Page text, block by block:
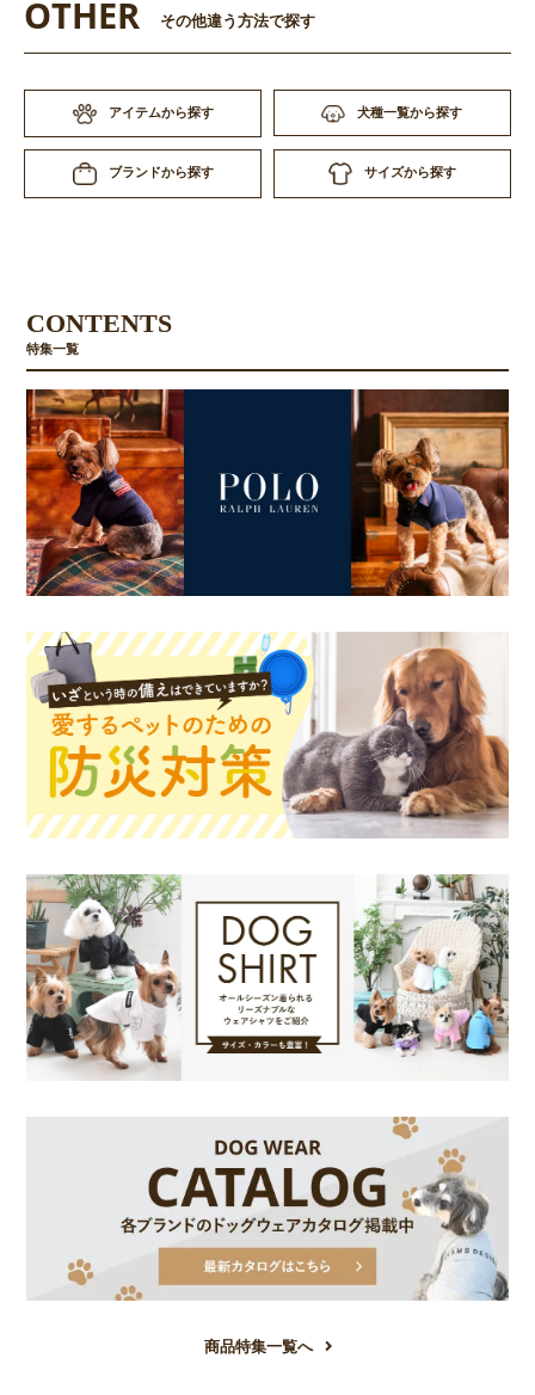
OTHER その他違う方法で探す
アイテムから探す 犬種一覧から探す
ブランドから探す サイズから探す
CONTENTS
特集一覧
商品特集一覧へ